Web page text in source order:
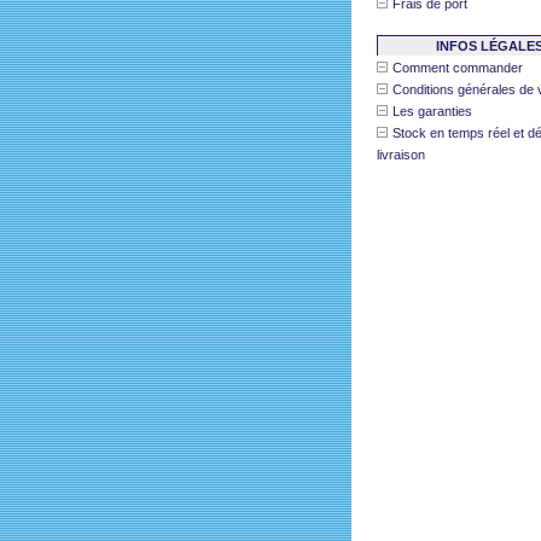
Frais de port
INFOS
Comment commander
Conditions générales de
Les garanties
Stock en temps réel et
livraison